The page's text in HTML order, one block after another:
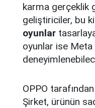
karma gerçeklik
geliştiriciler, bu
oyunlar
oyunlar ise
OPPO
Şirket, ürünün